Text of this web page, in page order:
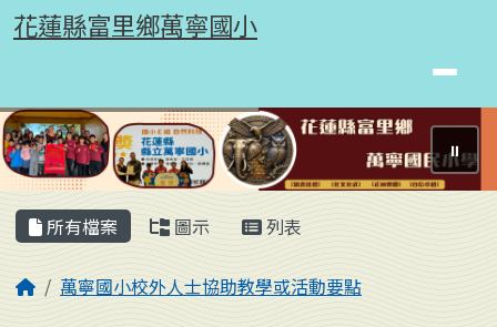
跳至主內容區
花蓮縣富里鄉萬寧國小
花蓮縣富里鄉萬寧國小
⏸
主內容區域
所有檔案 圖示 列表
回首頁萬寧國小校外人士協助教學或活動要點
頁尾區域